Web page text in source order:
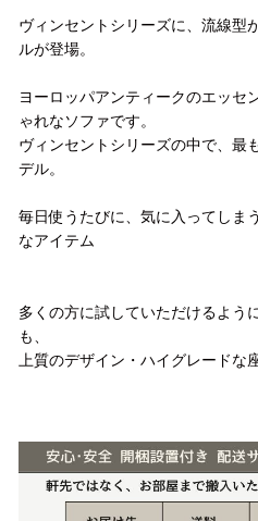
ヴィンセントシリーズに、流線型
ルが登場。
ヨーロッパアンティークのエッセ
ゃれなソファです。
ヴィンセントシリーズの中で、最
デル。
毎日使うたびに、気に入ってしま
なアイテム
多くの方に試していただけるよう
も、
上質のデザイン・ハイグレードな